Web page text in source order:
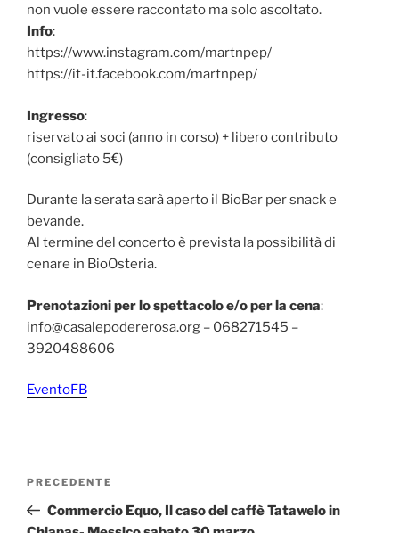
non vuole essere raccontato ma solo ascoltato.
Info:
https://www.instagram.com/martnpep/
https://it-it.facebook.com/martnpep/
Ingresso:
riservato ai soci (anno in corso) + libero contributo
(consigliato 5€)
Durante la serata sarà aperto il BioBar per snack e
bevande.
Al termine del concerto è prevista la possibilità di
cenare in BioOsteria.
Prenotazioni per lo spettacolo e/o per la cena:
info@casalepodererosa.org – 068271545 –
3920488606
EventoFB
Articolo
precedente:
PRECEDENTE
Commercio Equo, Il caso del caffè Tatawelo in